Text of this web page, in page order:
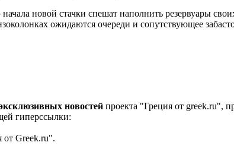
новой стачки спешат наполнить резервуары
ожидаются очереди и сопутствующее
новостей проекта "Греция от greek.ru",
гиперссылки:
от Greek.ru".